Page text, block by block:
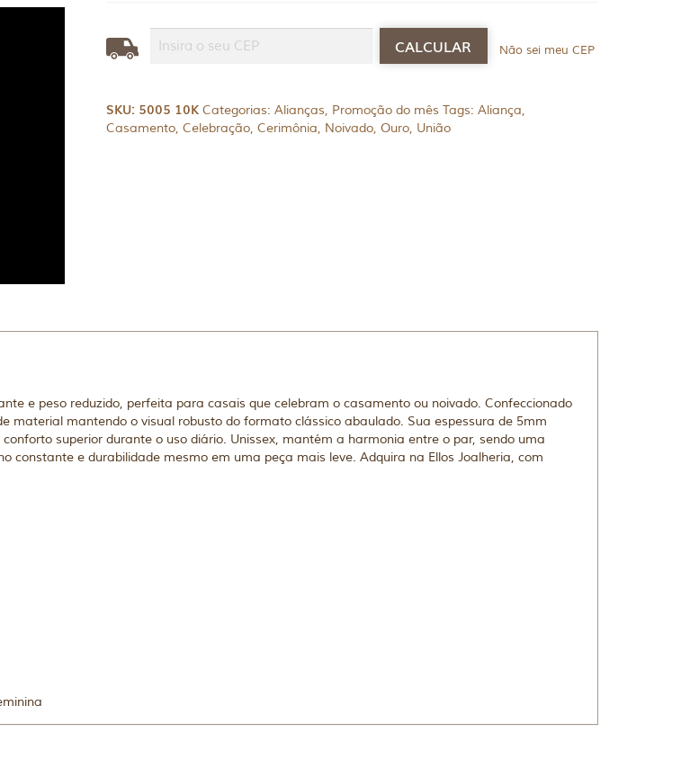
Não sei meu CEP
SKU: 5005 10K Categorias: Alianças, Promoção do mês Tags: Aliança,
Casamento, Celebração, Cerimônia, Noivado, Ouro, União
e peso reduzido, perfeita para casais que celebram o casamento ou noivado. Confeccionado
material mantendo o visual robusto do formato clássico abaulado. Sua espessura de 5mm
superior durante o uso diário. Unissex, mantém a harmonia entre o par, sendo uma
constante e durabilidade mesmo em uma peça mais leve. Adquira na Ellos Joalheria, com